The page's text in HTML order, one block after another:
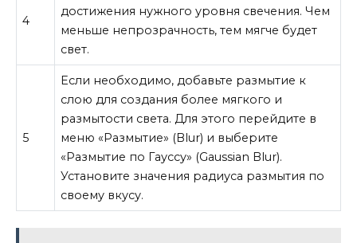
4
достижения нужного уровня свечения. Чем
меньше непрозрачность, тем мягче будет
свет.
5
Если необходимо, добавьте размытие к
слою для создания более мягкого и
размытости света. Для этого перейдите в
меню «Размытие» (Blur) и выберите
«Размытие по Гауссу» (Gaussian Blur).
Установите значения радиуса размытия по
своему вкусу.